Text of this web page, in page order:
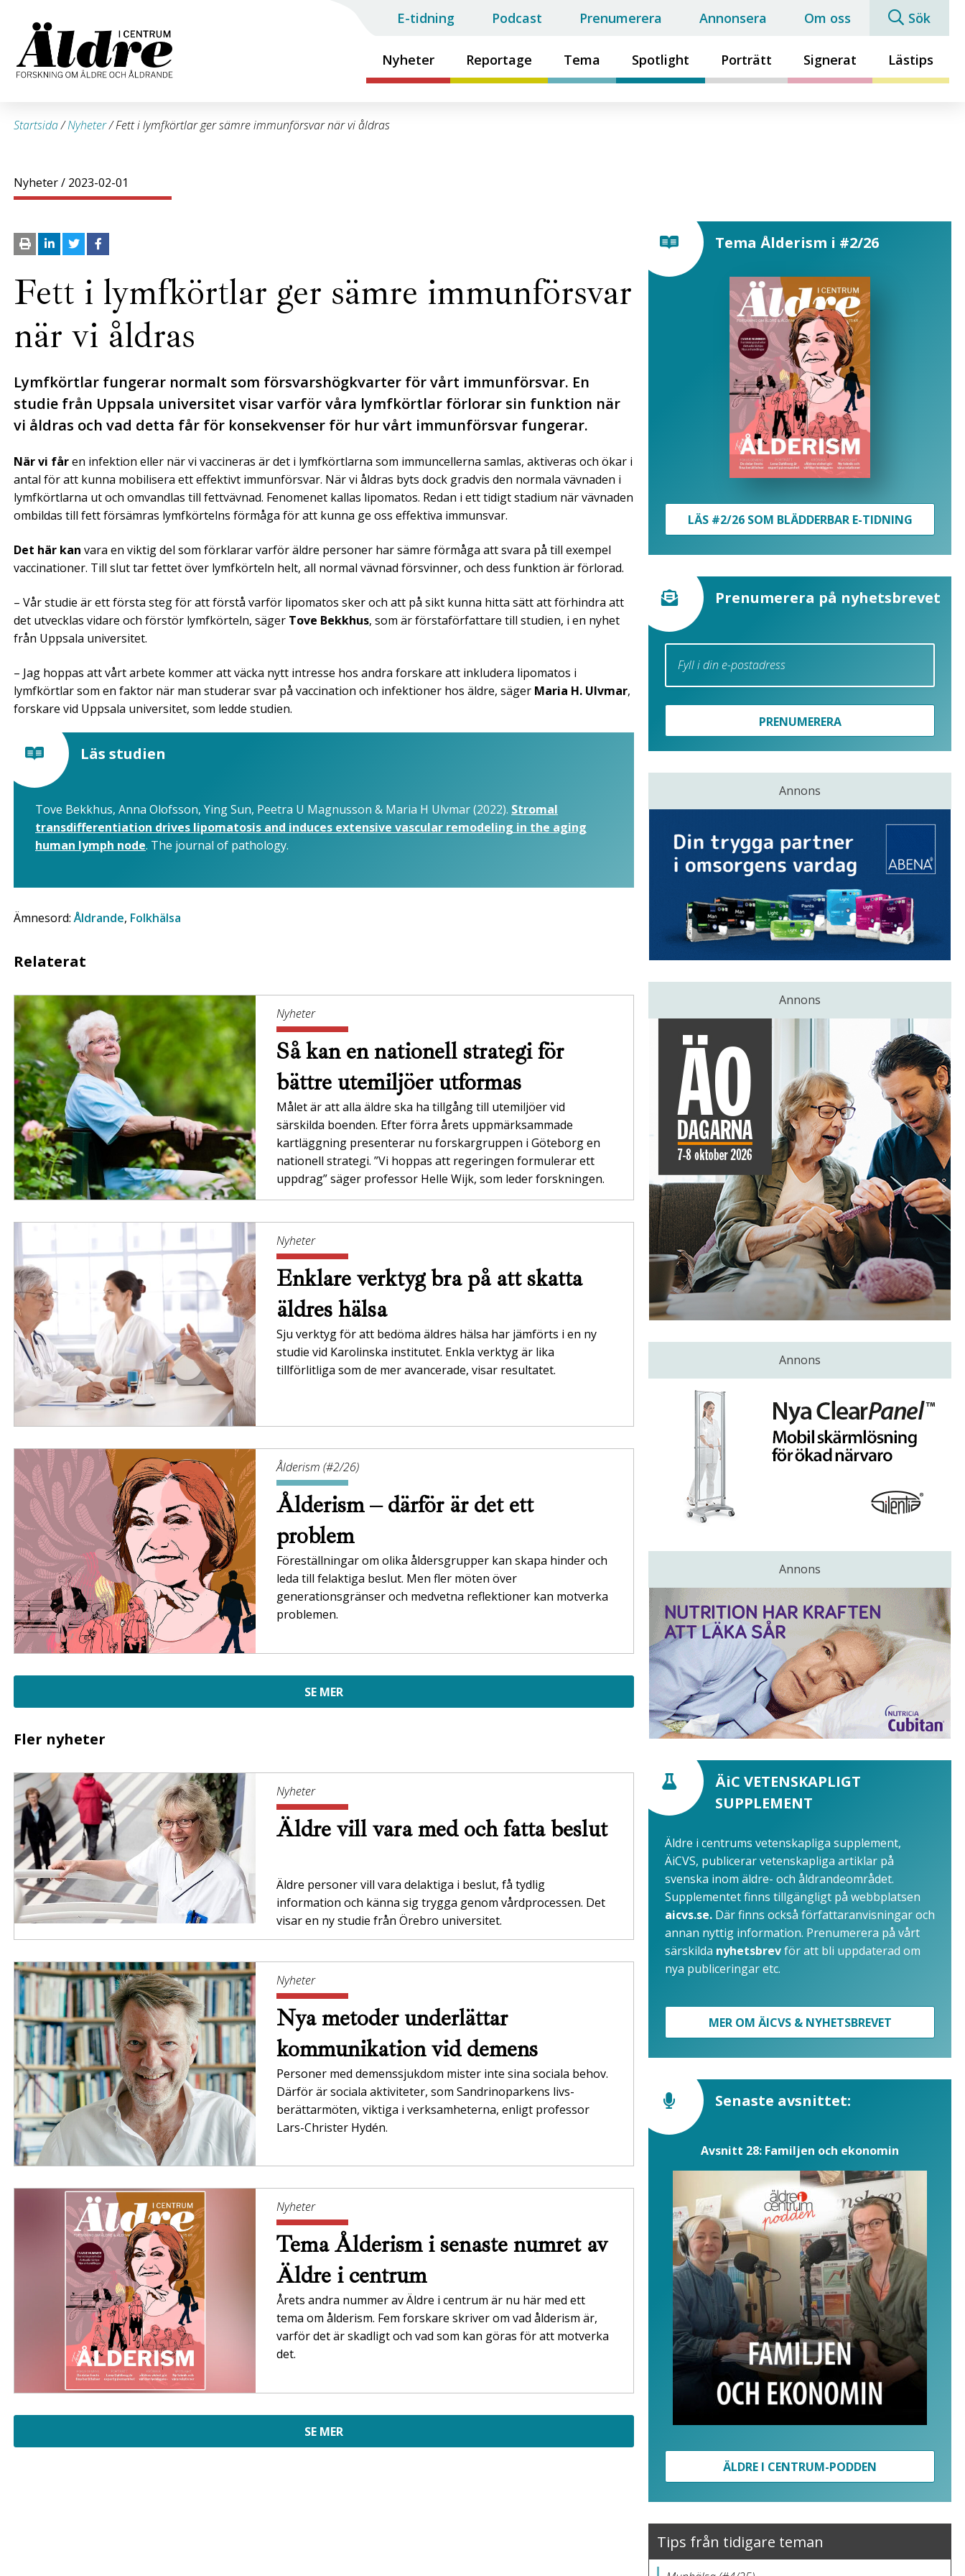
Nyheter Reportage Tema Spotlight Porträtt Signerat Lästips
E-tidning Podcast Prenumerera Annonsera Om oss Sök
Startsida/Nyheter/Fett i lymfkörtlar ger sämre immunförsvar när vi åldras
Nyheter/ 2023-02-01
Fett i lymfkörtlar ger sämre immunförsvar
när vi åldras
Lymfkörtlar fungerar normalt som försvarshögkvarter för vårt immunförsvar. En
studie från Uppsala universitet visar varför våra lymfkörtlar förlorar sin funktion när
vi åldras och vad detta får för konsekvenser för hur vårt immunförsvar fungerar.
När vi fåren infektion eller när vi vaccineras är det i lymfkörtlarna som immuncellerna samlas, aktiveras och ökar i
antal för att kunna mobilisera ett effektivt immunförsvar. När vi åldras byts dock gradvis den normala vävnaden i
lymfkörtlarna ut och omvandlas till fettvävnad. Fenomenet kallas lipomatos. Redan i ett tidigt stadium när vävnaden
ombildas till fett försämras lymfkörtelns förmåga för att kunna ge oss effektiva immunsvar.
Det här kan vara en viktig del som förklarar varför äldre personer har sämre förmåga att svara på till exempel
vaccinationer. Till slut tar fettet över lymfkörteln helt, all normal vävnad försvinner, och dess funktion är förlorad.
– Vår studie är ett första steg för att förstå varför lipomatos sker och att på sikt kunna hitta sätt att förhindra att
det utvecklas vidare och förstör lymfkörteln, säger Tove Bekkhus, som är förstaförfattare till studien, i en nyhet
från Uppsala universitet.
– Jag hoppas att vårt arbete kommer att väcka nytt intresse hos andra forskare att inkludera lipomatos i
lymfkörtlar som en faktor när man studerar svar på vaccination och infektioner hos äldre, säger Maria H. Ulvmar,
forskare vid Uppsala universitet, som ledde studien.
Läs studien
Tove Bekkhus, Anna Olofsson, Ying Sun, Peetra U Magnusson & Maria H Ulvmar (2022). Stromal
transdifferentiation drives lipomatosis and induces extensive vascular remodeling in the aging
human lymph node. The journal of pathology.
Ämnesord:Åldrande, Folkhälsa
Relaterat
Nyheter
Så kan en nationell strategi för
bättre utemiljöer utformas
Målet är att alla äldre ska ha tillgång till utemiljöer vid
särskilda boenden. Efter förra årets uppmärksammade
kartläggning presenterar nu forskargruppen i Göteborg en
nationell strategi. ”Vi hoppas att regeringen formulerar ett
uppdrag” säger professor Helle Wijk, som leder forskningen.
Nyheter
Enklare verktyg bra på att skatta
äldres hälsa
Sju verktyg för att bedöma äldres hälsa har jämförts i en ny
studie vid Karolinska institutet. Enkla verktyg är lika
tillförlitliga som de mer avancerade, visar resultatet.
Ålderism (#2/26)
Ålderism – därför är det ett
problem
Föreställningar om olika åldersgrupper kan skapa hinder och
leda till felaktiga beslut. Men fler möten över
generationsgränser och medvetna reflektioner kan motverka
problemen.
SE MER
Fler nyheter
Nyheter
Äldre vill vara med och fatta beslut
Äldre personer vill vara delaktiga i beslut, få tydlig
information och känna sig trygga genom vårdprocessen. Det
visar en ny studie från Örebro universitet.
Nyheter
Nya metoder underlättar
kommunikation vid demens
Personer med demenssjukdom mister inte sina sociala behov.
Därför är sociala aktiviteter, som Sandrinoparkens livs­
berättarmöten, viktiga i verksamheterna,­ enligt professor
Lars-Christer Hydén.
Nyheter
Tema Ålderism i senaste numret av
Äldre i centrum
Årets andra nummer av Äldre i centrum är nu här med ett
tema om ålderism. Fem forskare skriver om vad ålderism är,
varför det är skadligt och vad som kan göras för att motverka
det.
SE MER
Tema Ålderism i #2/26
LÄS #2/26 SOM BLÄDDERBAR E-TIDNING
Prenumerera på nyhetsbrevet
PRENUMERERA
Annons
Annons
Annons
Annons
ÄiC VETENSKAPLIGT
SUPPLEMENT
Äldre i centrums vetenskapliga supplement,
ÄiCVS, publicerar vetenskapliga artiklar på
svenska inom äldre- och åldrandeområdet.
Supplementet finns tillgängligt på webbplatsen
aicvs.se. Där finns också författaranvisningar och
annan nyttig information. Prenumerera på vårt
särskilda nyhetsbrevför att bli uppdaterad om
nya publiceringar etc.
MER OM ÄICVS & NYHETSBREVET
Senaste avsnittet:
Avsnitt 28: Familjen och ekonomin
ÄLDRE I CENTRUM-PODDEN
Tips från tidigare teman